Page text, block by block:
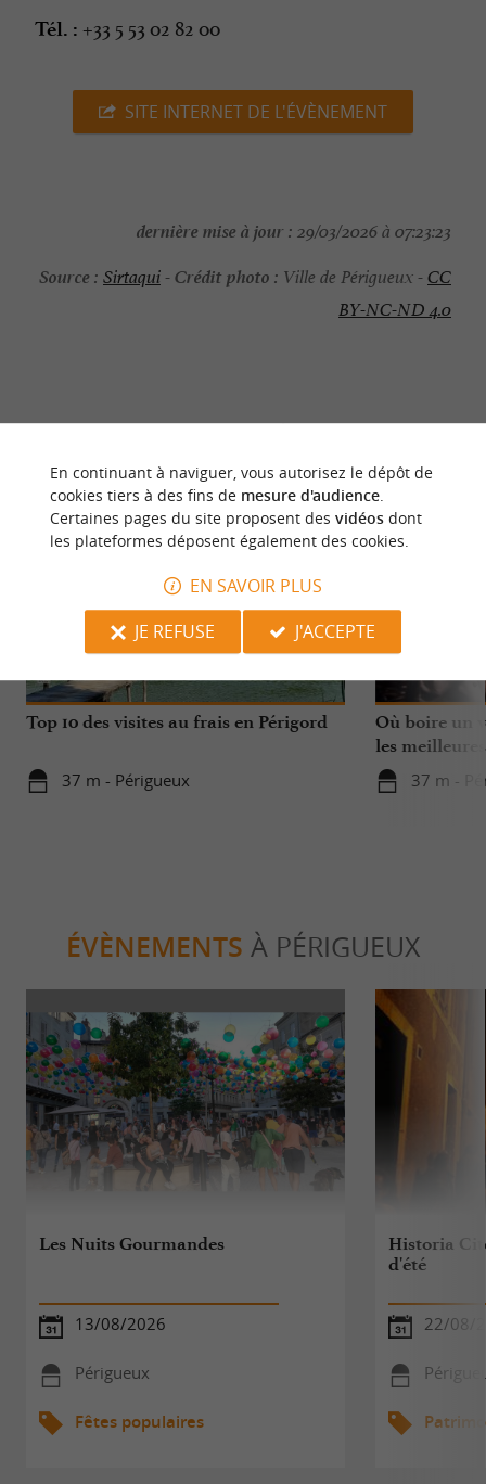
Tél. : +33 5 53 02 82 00
SITE INTERNET DE L'ÉVÈNEMENT
dernière mise à jour : 29/03/2026 à 07:23:23
Source : Sirtaqui-Crédit photo : Ville de Périgueux -CC
BY-NC-ND 4.0
Top 10 des visites au frais en Périgord
37 m - Périgueux
Détente
Où boire un
les
37 m -
ÉVÈNEMENTS À PÉRIGUEUX
Les Nuits Gourmandes
13/08/2026
Périgueux
Fêtes populaires
Historia
d'été
22/08/
En continuant à naviguer, vous autorisez le dépôt de
cookies tiers à des fins de mesure d'audience.
Certaines pages du site proposent des vidéosdont
les plateformes déposent également des cookies.
EN SAVOIR PLUS
JE REFUSE
J'ACCEPTE